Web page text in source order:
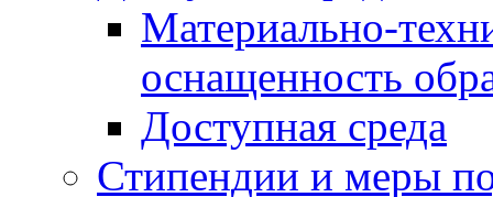
Материально-
оснащенность
Доступная среда
Стипендии и меры